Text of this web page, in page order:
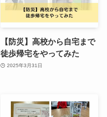
【防災】高校から自宅まで
徒歩帰宅をやってみた
2025年3月31日